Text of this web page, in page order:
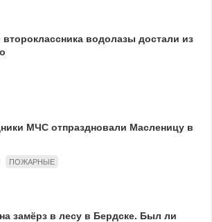
водолазы достали из
МЧС отпраздновали Масленицу в
ПОЖАРНЫЕ
замёрз в лесу в Бердске. Был ли